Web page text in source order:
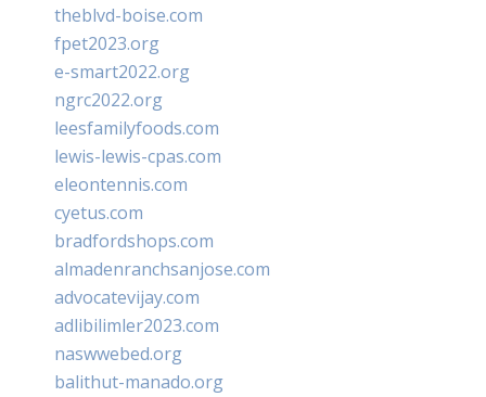
theblvd-boise.com
fpet2023.org
e-smart2022.org
ngrc2022.org
leesfamilyfoods.com
lewis-lewis-cpas.com
eleontennis.com
cyetus.com
bradfordshops.com
almadenranchsanjose.com
advocatevijay.com
adlibilimler2023.com
naswwebed.org
balithut-manado.org